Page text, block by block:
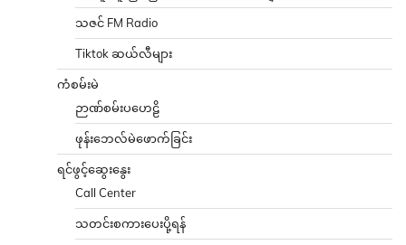
သဇင် FM Radio
Tiktok ဆယ်လီများ
ကံစမ်းမဲ
ဉာဏ်စမ်းပဟေဠိ
ဖုန်းဘေလ်မဲဖောက်ခြင်း
ရင်ဖွင့်ဆွေးနွေး
Call Center
သတင်းစကားပေးပို့ရန်